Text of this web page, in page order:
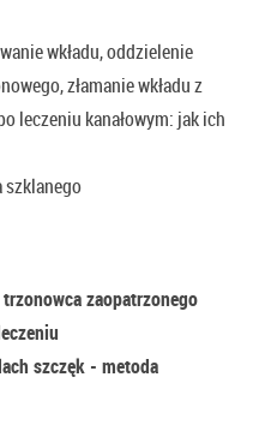
wkładu, oddzielenie
złamanie wkładu z
leczeniu kanałowym: jak ich
szklanego
zaopatrzonego
szczęk - metoda